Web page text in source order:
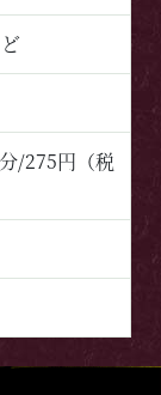
/275円（税